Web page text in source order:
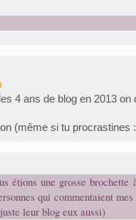
4 ans de blog en 2013
(même si tu procrastines
étions une grosse brochette
qui commentaient
leur blog eux aussi)